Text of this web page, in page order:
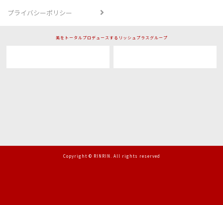
プライバシーポリシー
美をトータルプロデュースするリッシュプラスグループ
Copyright © RINRIN. All rights reserved